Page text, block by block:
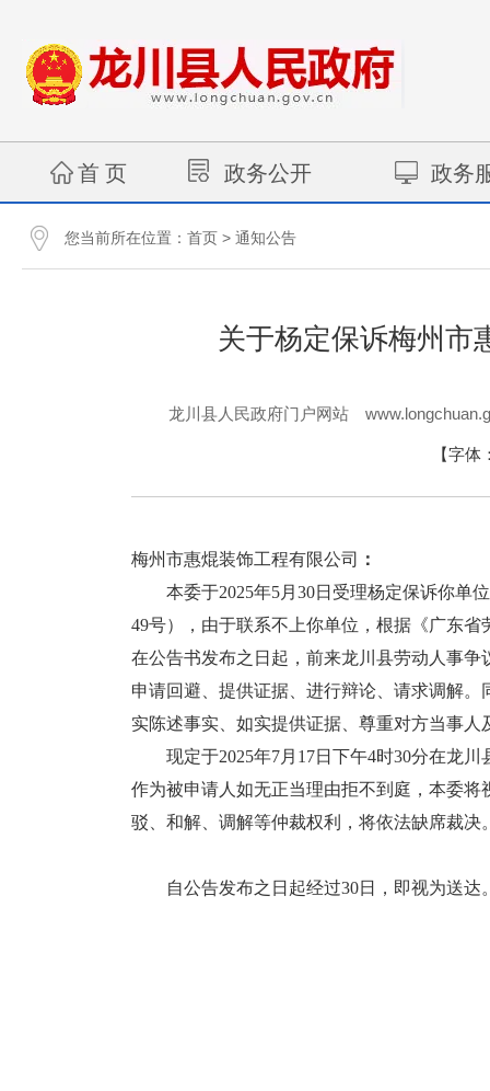
首 页 政务公开 政务
您当前所在位置： 首页 > 通知公告
关于杨定保诉梅州市
龙川县人民政府门户网站
【字体
梅州市惠焜装饰工程有限公司
：
本委于2025年5月30日受理杨定保诉你单位
49号），由于联系不上你单位，根据《广东
在公告书发布之日起，前来龙川县劳动人事
申请回避、提供证据、进行辩论、请求调解
实陈述事实、如实提供证据、尊重对方当事
现定于2025年7月17日下午4时30分在龙川
作为被申请人如无正当理由拒不到庭，本委
驳、和解、调解等仲裁权利，将依法缺席裁决
自公告发布之日起经过30日，即视为送达